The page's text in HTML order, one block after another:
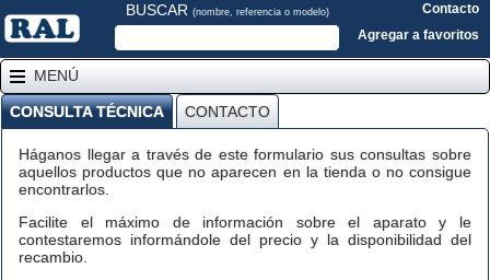
BUSCAR (nombre, referencia o modelo)
Contacto
Agregar a favoritos
MENÚ
CONSULTA TÉCNICA CONTACTO
Háganos llegar a través de este formulario sus consultas sobre
aquellos productos que no aparecen en la tienda o no consigue
encontrarlos.
Facilite el máximo de información sobre el aparato y le
contestaremos informándole del precio y la disponibilidad del
recambio.